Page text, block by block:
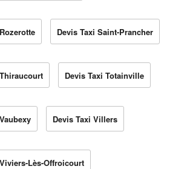
Devis Taxi Saint-Prancher
Devis Taxi Totainville
Devis Taxi Villers
Lès-Offroicourt